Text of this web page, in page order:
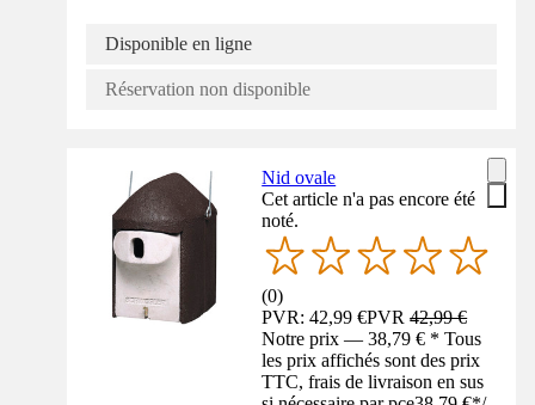
Disponible en ligne
Réservation non disponible
Nid ovale
Cet article n'a pas encore été
noté.
(0)
PVR: 42,99 €PVR42,99 €
Notre prix — 38,79 € * Tous
les prix affichés sont des prix
TTC, frais de livraison en sus